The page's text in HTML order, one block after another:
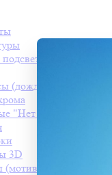
(дождь светодиодный)
"Нет Лайт"
3D